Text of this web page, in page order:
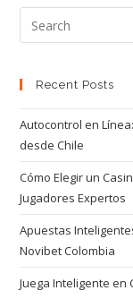
Recent Posts
Autocontrol en
desde Chile
Cómo Elegir un
Jugadores Expertos
Apuestas
Novibet Colombia
Juega Inteligente en